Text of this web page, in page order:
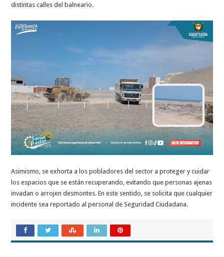
distintas calles del balneario.
Asimismo, se exhorta a los pobladores del sector a proteger y cuidar
los espacios que se están recuperando, evitando que personas ajenas
invadan o arrojen desmontes. En este sentido, se solicita que cualquier
incidente sea reportado al personal de Seguridad Ciudadana.